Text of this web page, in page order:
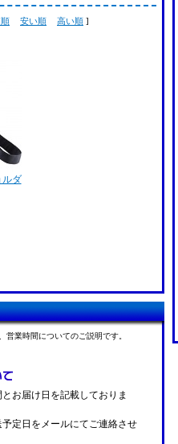
安い順 高い順 ]
ルダ
業時間についてのご説明です。
お届け日を記載しておりま
定日をメールにてご連絡させ